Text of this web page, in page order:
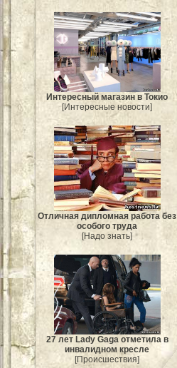
Интересный магазин в Токио
[Интересные новости]
Отличная дипломная работа без
особого труда
[Надо знать]
27 лет Lady Gaga отметила в
инвалидном кресле
[Происшествия]